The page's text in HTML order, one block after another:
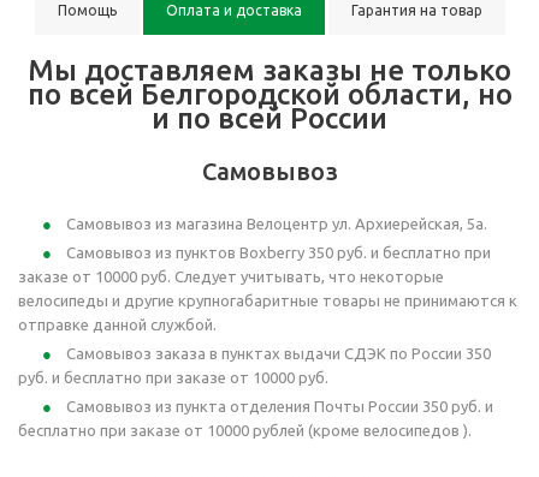
Помощь Оплата и доставка Гарантия на товар
Мы доставляем заказы не только
по всей Белгородской области, но
и по всей России
Самовывоз
Самовывоз из магазина Велоцентр ул. Архиерейская, 5а.
Самовывоз из пунктов Boxberry 350 руб. и бесплатно при
заказе от 10000 руб. Следует учитывать, что некоторые
велосипеды и другие крупногабаритные товары не принимаются к
отправке данной службой.
Самовывоз заказа в пунктах выдачи СДЭК по России 350
руб. и бесплатно при заказе от 10000 руб.
Самовывоз из пункта отделения Почты России 350 руб. и
бесплатно при заказе от 10000 рублей (кроме велосипедов ).